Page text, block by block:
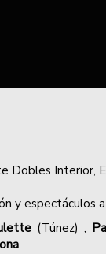
Dobles Interior,
y espectáculos
(Túnez) ,